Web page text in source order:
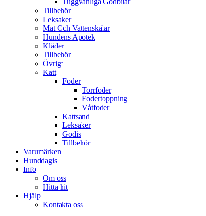
Tillbehör
Leksaker
Mat Och Vattenskålar
Hundens Apotek
Kläder
Tillbehör
Övrigt
Katt
Foder
Torrfoder
Fodertoppning
Våtfoder
Kattsand
Leksaker
Godis
Tillbehör
Varumärken
Hunddagis
Info
Om oss
Hitta hit
Hjälp
Kontakta oss